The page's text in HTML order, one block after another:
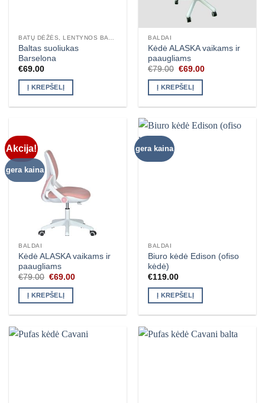
Baltas suoliukas
Barselona
€69.00
Į KREPŠELĮ
BALDAI
Kėdė ALASKA vaikams ir
paaugliams
€79.00 Original
was:
€79.00.
€69.00Current
Į KREPŠELĮ
Akcija!
gera kaina
BALDAI
Kėdė ALASKA vaikams ir
paaugliams
€79.00 Original
was:
€79.00.
€69.00Current
Į KREPŠELĮ
gera kaina
BALDAI
Biuro kėdė Edison (ofiso
kėdė)
€119.00
Į KREPŠELĮ